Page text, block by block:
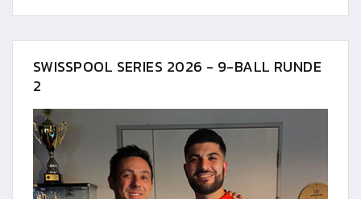
SWISSPOOL SERIES 2026 - 9-BALL RUNDE
2